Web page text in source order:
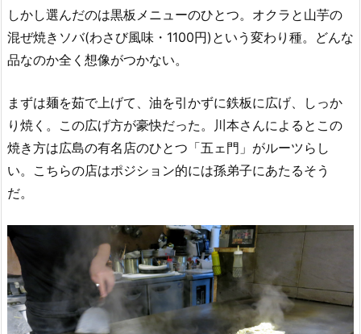
しかし選んだのは黒板メニューのひとつ。オクラと山芋の
混ぜ焼きソバ(わさび風味・1100円)という変わり種。どんな
品なのか全く想像がつかない。
まずは麺を茹で上げて、油を引かずに鉄板に広げ、しっか
り焼く。この広げ方が豪快だった。川本さんによるとこの
焼き方は広島の有名店のひとつ「五ェ門」がルーツらし
い。こちらの店はポジション的には孫弟子にあたるそう
だ。